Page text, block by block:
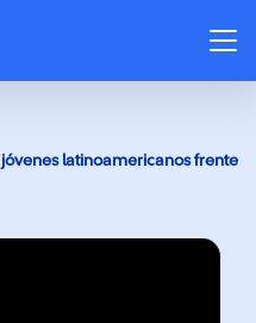
latinoamericanos frente